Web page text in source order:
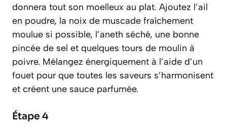
donnera tout son moelleux au plat. Ajoutez l’ail
en poudre, la noix de muscade fraîchement
moulue si possible, l’aneth séché, une bonne
pincée de sel et quelques tours de moulin à
poivre. Mélangez énergiquement à l’aide d’un
fouet pour que toutes les saveurs s’harmonisent
et créent une sauce parfumée.
Étape 4